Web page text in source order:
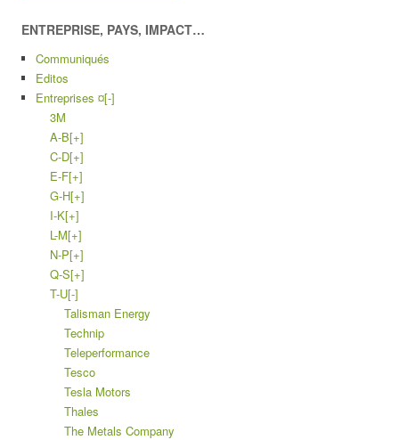
ENTREPRISE, PAYS, IMPACT…
Communiqués
Editos
Entreprises ¤[-]
3M
A-B[+]
C-D[+]
E-F[+]
G-H[+]
I-K[+]
L-M[+]
N-P[+]
Q-S[+]
T-U[-]
Talisman Energy
Technip
Teleperformance
Tesco
Tesla Motors
Thales
The Metals Company